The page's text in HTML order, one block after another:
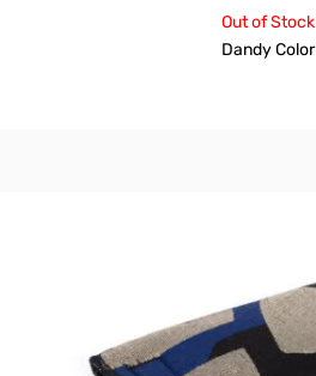
Out of Stock
Dandy Color